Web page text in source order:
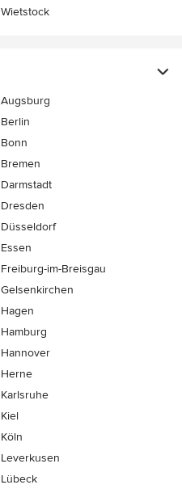
Wietstock
Augsburg
Berlin
Bonn
Bremen
Darmstadt
Dresden
Düsseldorf
Essen
Freiburg-im-Breisgau
Gelsenkirchen
Hagen
Hamburg
Hannover
Herne
Karlsruhe
Kiel
Köln
Leverkusen
Lübeck